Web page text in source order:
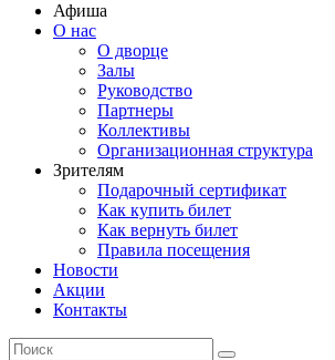
Афиша
О нас
О дворце
Залы
Руководство
Партнеры
Коллективы
Организационная структура
Зрителям
Подарочный сертификат
Как купить билет
Как вернуть билет
Правила посещения
Новости
Акции
Контакты